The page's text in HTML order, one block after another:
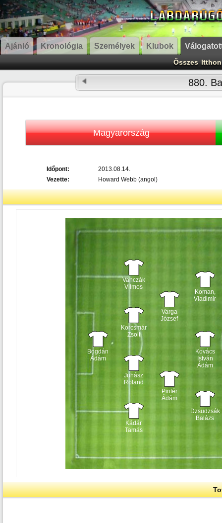
Ajánló Kronológia Személyek Klubok
Összes Itthon
880.
Magyarország
Időpont:
2013.08.14.
Vezette:
Howard Webb (angol)
Bogdán
Ádám
Vanczák
Vilmos
Korcsmár
Zsolt
Juhász
Roland
Kádár
Tamás
Varga
József
Pintér
Ádám
Koman,
Vladimir
Kovács
István
Ádám
Dzsudzsák
Balázs